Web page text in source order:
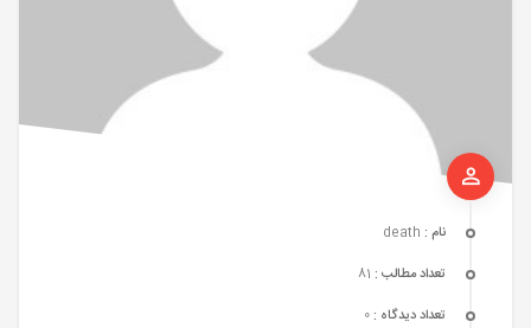
نام : death
تعداد مطالب : 81
تعداد دیدگاه :0